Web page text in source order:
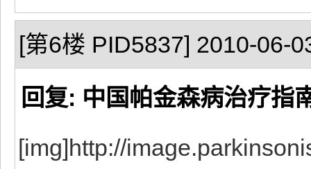
[第6楼 PID5837] 2010-06-
回复: 中国帕金森病治疗指
[img]http://